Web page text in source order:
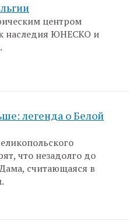
центром
наследия ЮНЕСКО и
легенда о Белой
что незадолго до
считающаяся в